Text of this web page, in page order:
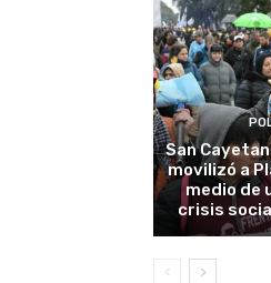
San
movilizó a
medio de
crisis